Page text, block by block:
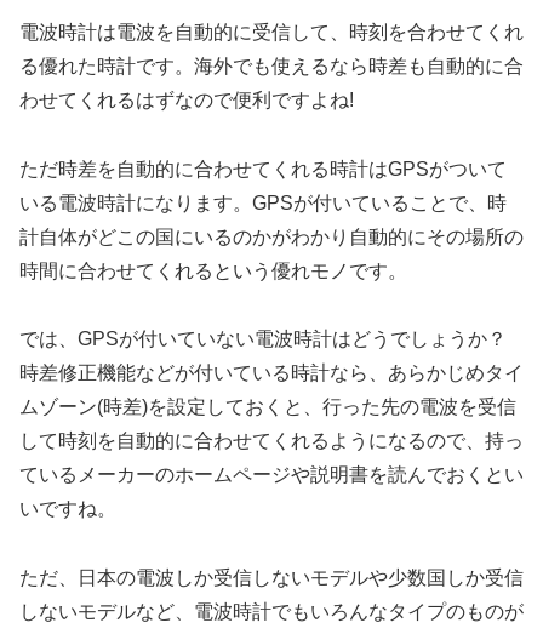
電波時計は電波を自動的に受信して、時刻を合わせてくれ
る優れた時計です。海外でも使えるなら時差も自動的に合
わせてくれるはずなので便利ですよね!
ただ時差を自動的に合わせてくれる時計はGPSがついて
いる電波時計になります。GPSが付いていることで、時
計自体がどこの国にいるのかがわかり自動的にその場所の
時間に合わせてくれるという優れモノです。
では、GPSが付いていない電波時計はどうでしょうか？
時差修正機能などが付いている時計なら、あらかじめタイ
ムゾーン(時差)を設定しておくと、行った先の電波を受信
して時刻を自動的に合わせてくれるようになるので、持っ
ているメーカーのホームページや説明書を読んでおくとい
いですね。
ただ、日本の電波しか受信しないモデルや少数国しか受信
しないモデルなど、電波時計でもいろんなタイプのものが